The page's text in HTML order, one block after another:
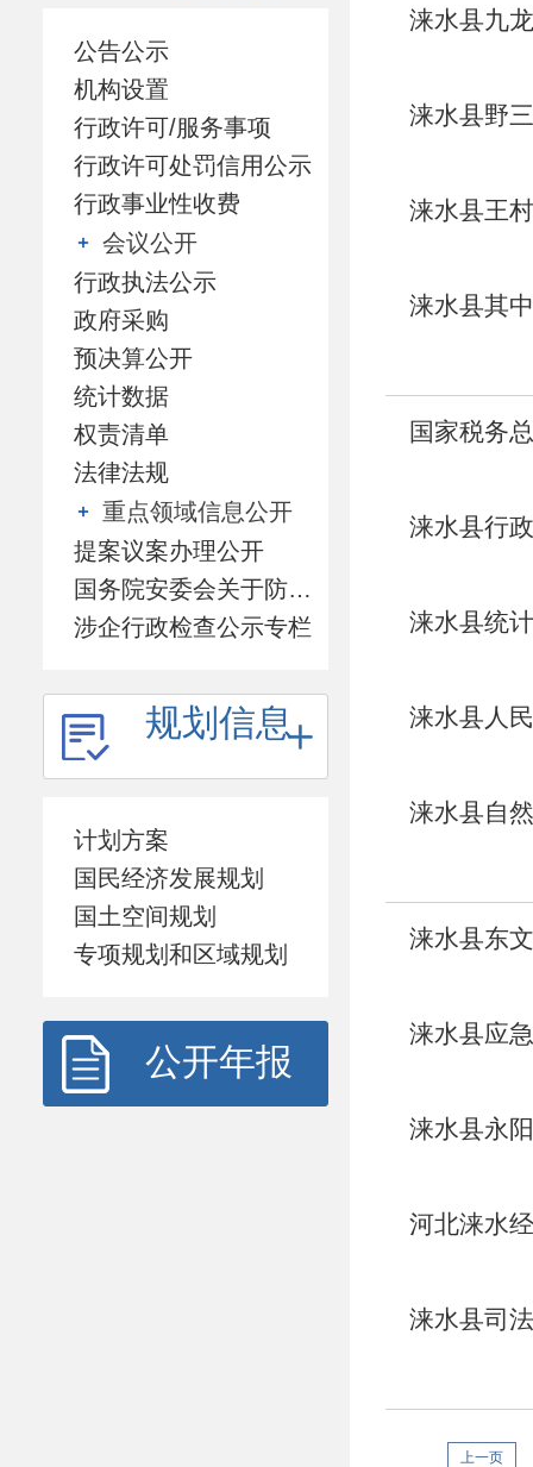
公告公示
机构设置
行政许可/服务事项
行政许可处罚信用公示
行政事业性收费
会议公开
行政执法公示
政府采购
预决算公开
统计数据
权责清单
法律法规
重点领域信息公开
提案议案办理公开
国务院安委会关于防范遏制矿山领域重特大生产安全事故的硬措施专栏
涉企行政检查公示专栏
规划信息
计划方案
国民经济发展规划
国土空间规划
专项规划和区域规划
公开年报
涞水县九
涞水县野
涞水县王
涞水县其
国家税务
涞水县行
涞水县统
涞水县人
涞水县自
涞水县东
涞水县应
涞水县永
河北涞水
涞水县司
上一页